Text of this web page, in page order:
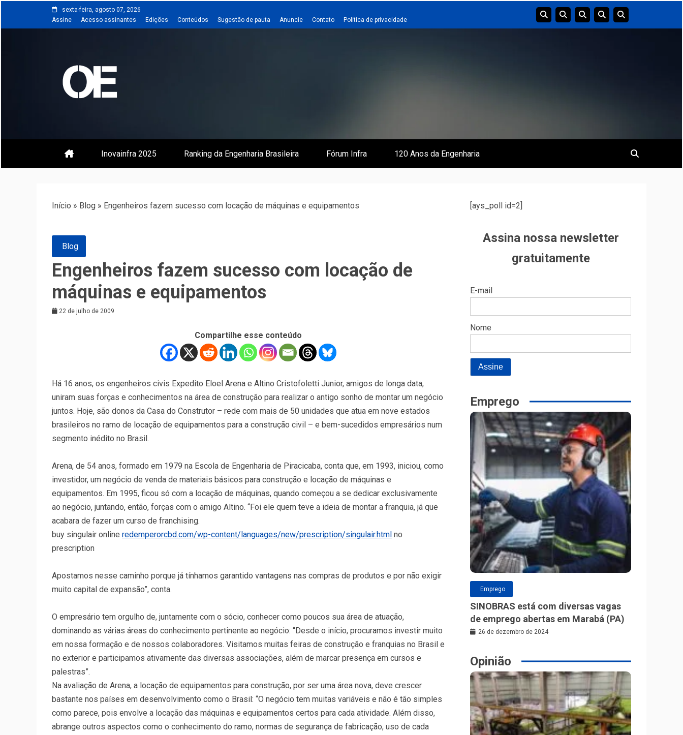
sexta-feira, agosto 07, 2026
Assine
Acesso assinantes Edições Conteúdos Sugestão de pauta Anuncie Contato Política de privacidade
Revista | O Empreiteiro
Inovainfra 2025 Ranking da Engenharia Brasileira Fórum Infra 120 Anos da Engenharia
Início » Blog » Engenheiros fazem sucesso com locação de máquinas e equipamentos
Blog
Engenheiros fazem sucesso com locação de
máquinas e equipamentos
22 de julho de 2009
Compartilhe esse conteúdo
Há 16 anos, os engenheiros civis Expedito Eloel Arena e Altino Cristofoletti Junior, amigos de longa data,
uniram suas forças e conhecimentos na área de construção para realizar o antigo sonho de montar um negócio
juntos. Hoje, são donos da Casa do Construtor – rede com mais de 50 unidades que atua em nove estados
brasileiros no ramo de locação de equipamentos para a construção civil – e bem-sucedidos empresários num
segmento inédito no Brasil.
Arena, de 54 anos, formado em 1979 na Escola de Engenharia de Piracicaba, conta que, em 1993, iniciou, como
investidor, um negócio de venda de materiais básicos para construção e locação de máquinas e
equipamentos. Em 1995, ficou só com a locação de máquinas, quando começou a se dedicar exclusivamente
ao negócio, juntando, então, forças com o amigo Altino. “Foi ele quem teve a ideia de montar a franquia, já que
acabara de fazer um curso de franchising.
buy singulair online redemperorcbd.com/wp-content/languages/new/prescription/singulair.html no
prescription
Apostamos nesse caminho porque já tínhamos garantido vantagens nas compras de produtos e por não exigir
muito capital de expansão”, conta.
O empresário tem orgulho de, juntamente com o sócio, conhecer como poucos sua área de atuação,
dominando as várias áreas do conhecimento pertinente ao negócio: “Desde o início, procuramos investir muito
em nossa formação e de nossos colaboradores. Visitamos muitas feiras de construção e franquias no Brasil e
no exterior e participamos ativamente das diversas associações, além de marcar presença em cursos e
palestras”.
Na avaliação de Arena, a locação de equipamentos para construção, por ser uma área nova, deve crescer
bastante nos países em desenvolvimento como o Brasil: “O negócio tem muitas variáveis e não é tão simples
como parece, pois envolve a locação das máquinas e equipamentos certos para cada atividade. Além disso,
abrange outros aspectos como o conhecimento do ramo, normas de segurança de fabricação, uso de cada
[ays_poll id=2]
Assina nossa newsletter
gratuitamente
E-mail
Nome
Emprego
Emprego
SINOBRAS está com diversas vagas
de emprego abertas em Marabá (PA)
26 de dezembro de 2024
Opinião